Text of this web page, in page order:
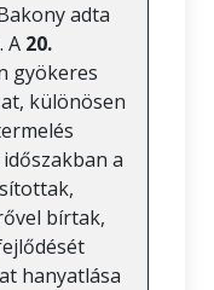
adta
A 20.
gyökeres
különösen
a
bírtak,
hanyatlása